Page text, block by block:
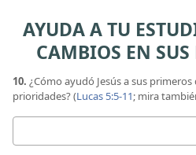
AYUDA A TU
CAMBIOS EN
10. ¿Cómo ayudó Jesús a sus
prioridades? (Lucas 5:5-11; mira